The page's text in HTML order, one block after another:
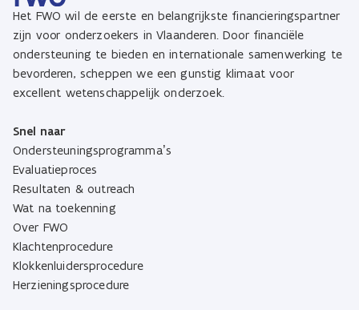
Het FWO wil de eerste en belangrijkste financieringspartner
zijn voor onderzoekers in Vlaanderen. Door financiële
ondersteuning te bieden en internationale samenwerking te
bevorderen, scheppen we een gunstig klimaat voor
excellent wetenschappelijk onderzoek.
Snel naar
Ondersteuningsprogramma’s
Evaluatieproces
Resultaten & outreach
Wat na toekenning
Over FWO
Klachtenprocedure
Klokkenluidersprocedure
Herzieningsprocedure